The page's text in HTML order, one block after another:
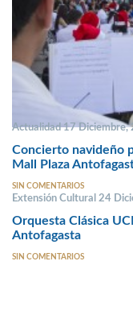
Actualidad 17 Diciembre,
Concierto navideño
Mall Plaza
SIN COMENTARIOS
Extensión Cultural 24
Orquesta Clásica
Antofagasta
SIN COMENTARIOS